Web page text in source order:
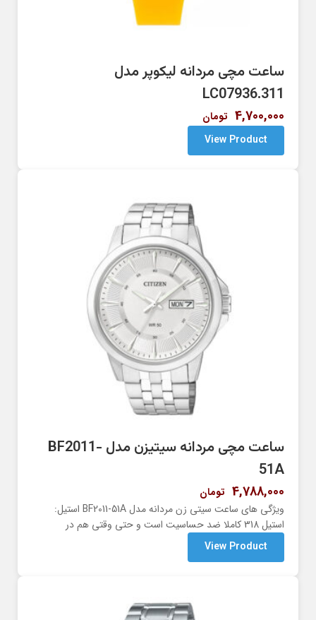
ساعت مچی مردانه لیکوپر مدل
LC07936.311
4,700,000 تومان
View Product
ساعت مچی مردانه سیتیزن مدل BF2011-
51A
4,788,000 تومان
ویژگی های ساعت سیتی زن مردانه مدل BF2011-51A استیل:
استیل 318 کاملا ضد حساسیت است و حتی وقتی هم در
View Product